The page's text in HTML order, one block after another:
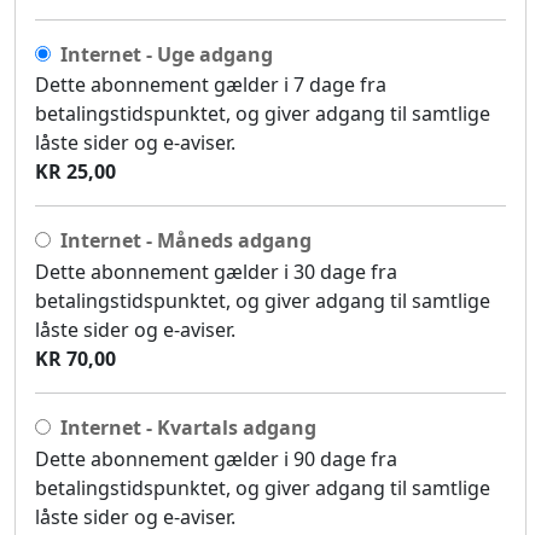
Internet - Uge adgang
Dette abonnement gælder i 7 dage fra
betalingstidspunktet, og giver adgang til samtlige
låste sider og e-aviser.
KR 25,00
Internet - Måneds adgang
Dette abonnement gælder i 30 dage fra
betalingstidspunktet, og giver adgang til samtlige
låste sider og e-aviser.
KR 70,00
Internet - Kvartals adgang
Dette abonnement gælder i 90 dage fra
betalingstidspunktet, og giver adgang til samtlige
låste sider og e-aviser.